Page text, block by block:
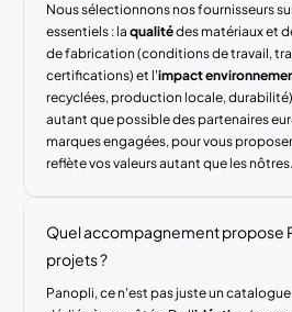
Nous sélectionnons nos fournisseurs
essentiels : laqualitédes matériaux et
de fabrication (conditions de travail,
certifications) et l'impact
recyclées, production locale,
autant que possible des partenaires
marques engagées, pour vous
reflète vos valeurs autant que les nôtres.
Quel accompagnement propose
projets ?
Panopli, ce n'est pas juste un